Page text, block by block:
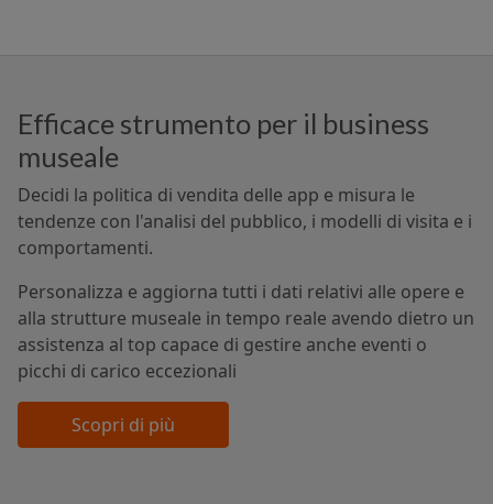
Efficace strumento per il business
museale
Decidi la politica di vendita delle app e misura le
tendenze con l'analisi del pubblico, i modelli di visita e i
comportamenti.
Personalizza e aggiorna tutti i dati relativi alle opere e
alla strutture museale in tempo reale avendo dietro un
assistenza al top capace di gestire anche eventi o
picchi di carico eccezionali
Scopri di più